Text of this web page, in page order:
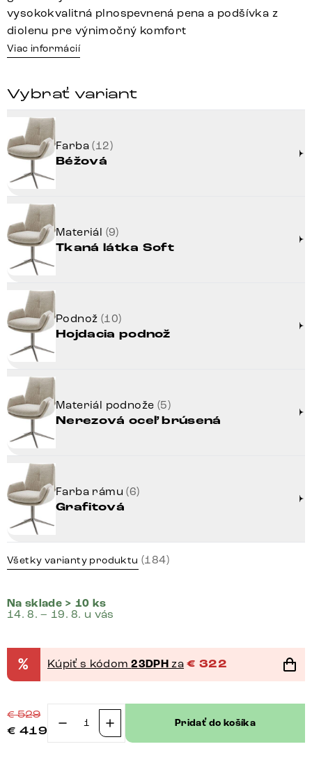
vysokokvalitná plnospevnená pena a podšívka z
diolenu pre výnimočný komfort
Viac informácií
Vybrať variant
Farba(12)
Béžová
Materiál (9)
Tkaná látka Soft
Podnož (10)
Hojdacia podnož
Materiál podnože (5)
Nerezová oceľ brúsená
Farba rámu(6)
Grafitová
Všetky varianty produktu (184)
Na sklade > 10 ks
14. 8. – 19. 8. u vás
% Kúpiť s kódom23DPH za € 322
€529
€ 419
množstvo
Pridať do košíka